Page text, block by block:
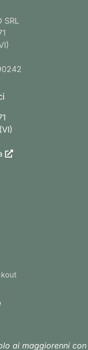
SRL
ai maggiorenni con